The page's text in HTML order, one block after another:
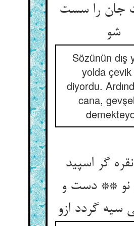
جان را سست
شو
Sözünün dış
yolda çevik
diyordu.
cana,
گر اسپید
نو ** دست و
سیه گردد ازو